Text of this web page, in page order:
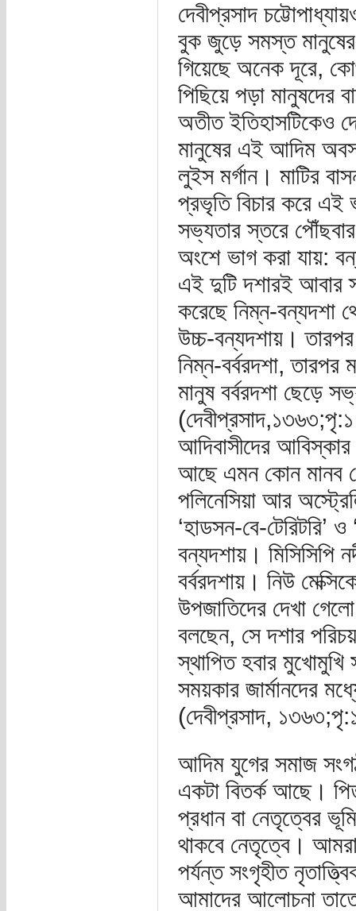
দেবীপ্রসাদ
বুক জুড়ে সমস্ত মানুষের
গিয়েছে অনেক দূরে,
পিছিয়ে পড়া মানুষদের
অতীত ইতিহাসটিকেও
মানুষের এই আদিম
লুইস মর্গান। মাটির
প্রভৃতি বিচার করে এই
সভ্যতার স্তরে
অংশে ভাগ করা যায়:
এই দুটি দশারই আবার
করেছে নিম্ন-বন্যদশা
উচ্চ-বন্যদশায়।
নিম্ন-বর্বরদশা,
মানুষ বর্বরদশা ছেড়ে
আদিবাসীদের
আছে এমন কোন মানব
পলিনেসিয়া আর
‘হাডসন-বে-টেরিটরি’
বন্যদশায়। মিসিসিপি
বর্বরদশায়। নিউ
উপজাতিদের দেখা
বলছেন, সে দশার
স্থাপিত হবার মুখোমুখি
সময়কার জার্মানদের
(দেবীপ্রসাদ,
আদিম যুগের সমাজ
একটা বিতর্ক আছে।
প্রধান বা নেতৃত্বের
থাকবে নেতৃত্বে।
পর্যন্ত সংগৃহীত
আমাদের আলোচনা